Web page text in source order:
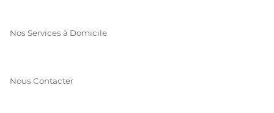
Nos Services à Domicile
Nous Contacter